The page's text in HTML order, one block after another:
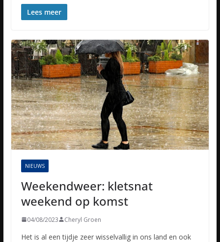
Lees meer
NIEUWS
Weekendweer: kletsnat
weekend op komst
04/08/2023 Cheryl Groen
Het is al een tijdje zeer wisselvallig in ons land en ook